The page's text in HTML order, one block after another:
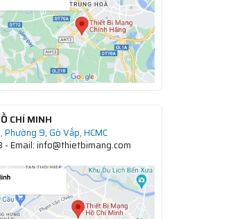
CHÍ MINH
9, Gò Vấp, HCMC
Email: info@thietbimang.com